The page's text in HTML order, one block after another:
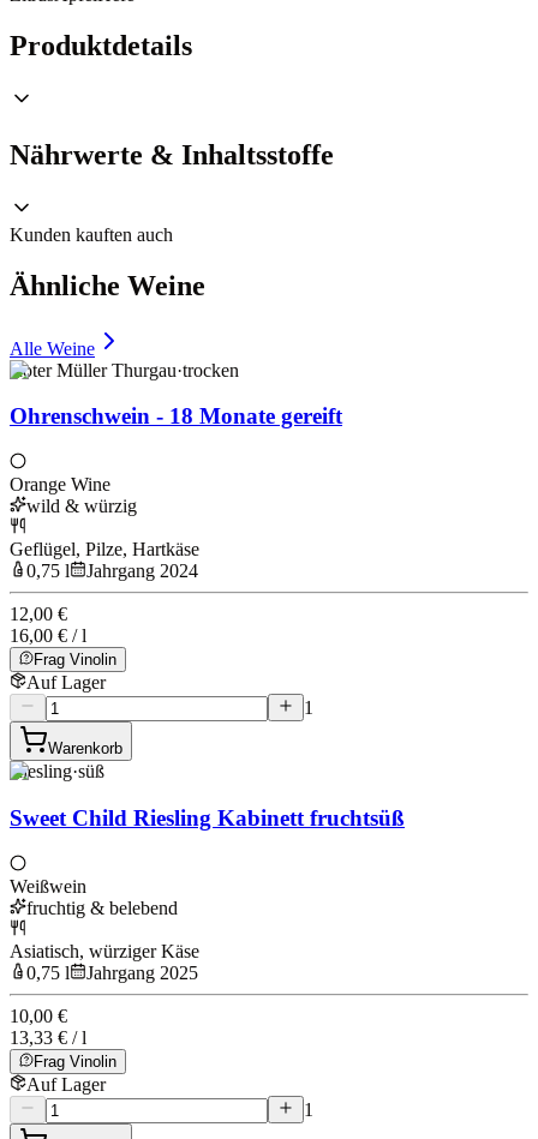
Produktdetails
Nährwerte & Inhaltsstoffe
Kunden kauften auch
Ähnliche Weine
Alle Weine
Roter Müller Thurgau·trocken
Ohrenschwein - 18 Monate gereift
Orange Wine
wild & würzig
Geflügel, Pilze, Hartkäse
0,75 l
Jahrgang 2024
12,00 €
16,00 € / l
Frag Vinolin
Auf Lager
1
Warenkorb
Riesling·süß
Sweet Child Riesling Kabinett fruchtsüß
Weißwein
fruchtig & belebend
Asiatisch, würziger Käse
0,75 l
Jahrgang 2025
10,00 €
13,33 € / l
Frag Vinolin
Auf Lager
1